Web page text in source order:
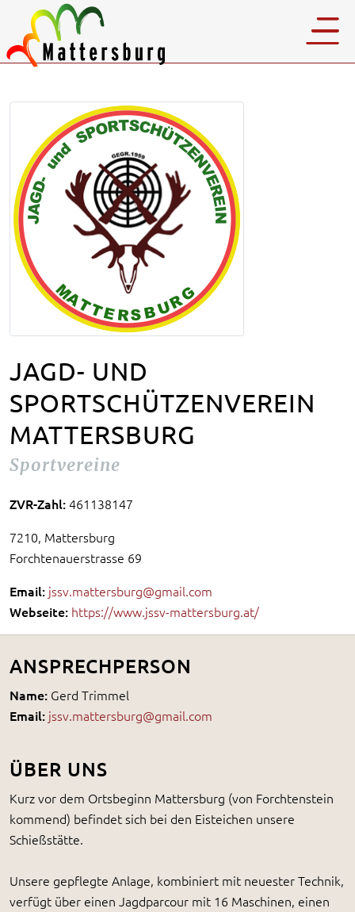
JAGD- UND
SPORTSCHÜTZENVEREIN
MATTERSBURG
Sportvereine
ZVR-Zahl:461138147
7210, Mattersburg
Forchtenauerstrasse 69
Email: jssv.mattersburg@gmail.com
Webseite: https://www.jssv-mattersburg.at/
ANSPRECHPERSON
Name: Gerd Trimmel
Email: jssv.mattersburg@gmail.com
ÜBER UNS
Kurz vor dem Ortsbeginn Mattersburg (von Forchtenstein
kommend) befindet sich bei den Eisteichen unsere
Schießstätte.
Unsere gepflegte Anlage, kombiniert mit neuester Technik,
verfügt über einen Jagdparcour mit 16 Maschinen, einen